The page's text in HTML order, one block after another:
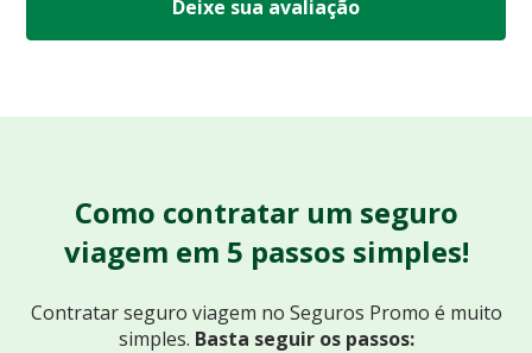
Deixe sua avaliação
Como contratar um seguro
viagem em 5 passos simples!
Contratar seguro viagem no Seguros Promo é muito
simples. Basta seguir os passos: